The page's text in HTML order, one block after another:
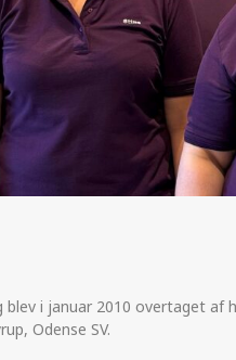
i januar 2010 overtaget
Odense SV.